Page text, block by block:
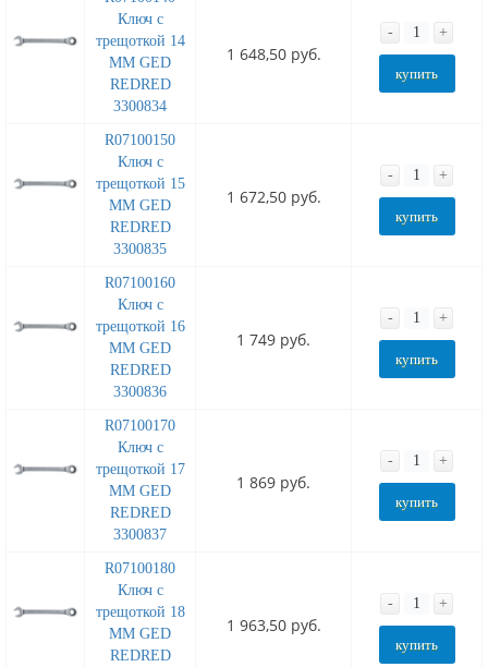
Ключ с
трещоткой 14
MM GED
REDRED
3300834
1 648,50 руб.
- +
купить
R07100150
Ключ с
трещоткой 15
MM GED
REDRED
3300835
1 672,50 руб.
- +
купить
R07100160
Ключ с
трещоткой 16
MM GED
REDRED
3300836
1 749 руб.
- +
купить
R07100170
Ключ с
трещоткой 17
MM GED
REDRED
3300837
1 869 руб.
- +
купить
R07100180
Ключ с
трещоткой 18
MM GED
REDRED
1 963,50 руб.
- +
купить